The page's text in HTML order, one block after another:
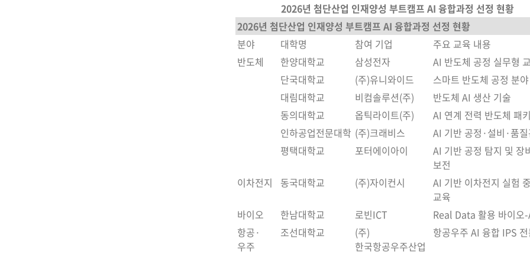
2026년 첨단산업 인재양성 부트캠프 AI 융합과정 선정 현황
2026년 첨단산업 인재양성 부트캠프 AI 융합과정 선정 현황
분야
대학명 참여 기업
주요 교육 내용
반도체
한양대학교 삼성전자
AI 반도체 공정 실무형
단국대학교
(주)유니와이드
스마트 반도체 공정 분야
대림대학교
비컴솔루션(주)
반도체 AI 생산 기술
동의대학교
옵틱라이트(주)
AI 연계 전력 반도체 패
인하공업전문대학 (주)크래비스
AI 기반 공정·설비·품질
평택대학교
포터에이아이
AI 기반 공정 탐지 및 장
보전
이차전지
동국대학교 (주)자이컨시
AI 기반 이차전지 실험
교육
바이오
한남대학교 로빈ICT
Real Data 활용 바이오
항공·
우주
조선대학교
(주)
한국항공우주산업
항공우주 AI 융합 IPS